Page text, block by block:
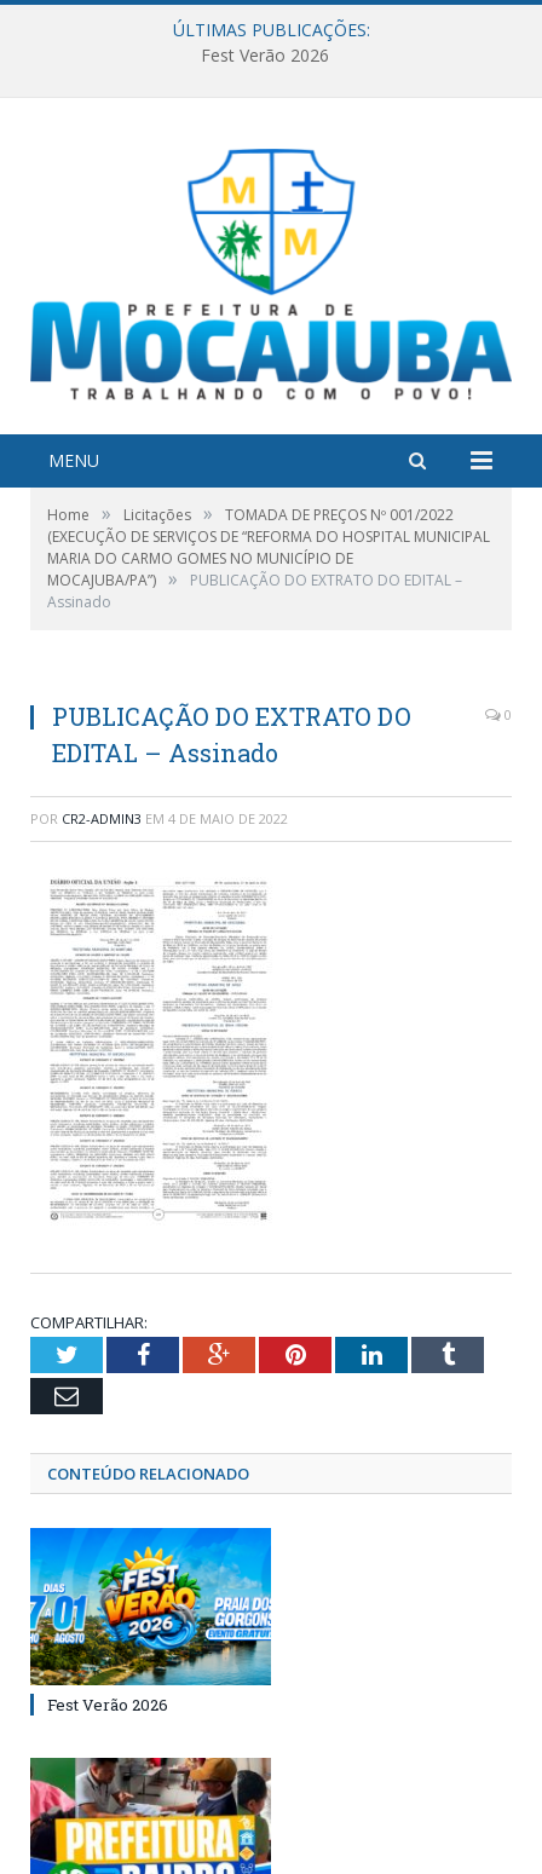
ÚLTIMAS PUBLICAÇÕES:
Fest Verão 2026
MENU
Home » Licitações »
TOMADA DE PREÇOS Nº 001/2022
(EXECUÇÃO DE SERVIÇOS DE “REFORMA DO HOSPITAL MUNICIPAL
MARIA DO CARMO GOMES NO MUNICÍPIO DE
MOCAJUBA/PA”) »
PUBLICAÇÃO DO EXTRATO DO EDITAL –
Assinado
PUBLICAÇÃO DO EXTRATO DO
EDITAL – Assinado
0
POR CR2-ADMIN3 EM 4 DE MAIO DE 2022
COMPARTILHAR:
TwitterFacebookGoogle+PinterestLinkedInTumblr
Email
CONTEÚDO RELACIONADO
Fest Verão 2026